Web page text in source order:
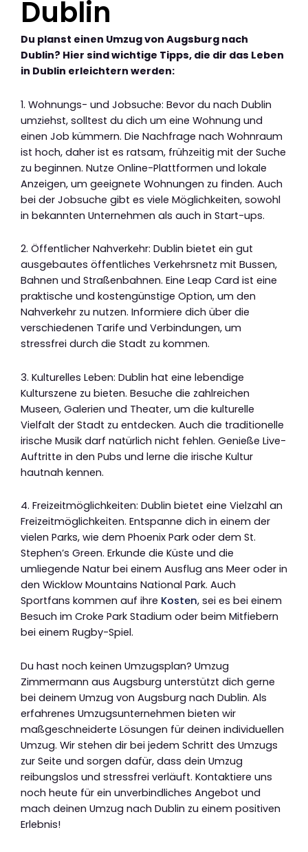
Dublin
Du planst einen Umzug von Augsburg nach
Dublin? Hier sind wichtige Tipps, die dir das Leben
in Dublin erleichtern werden:
1. Wohnungs- und Jobsuche: Bevor du nach Dublin
umziehst, solltest du dich um eine Wohnung und
einen Job kümmern. Die Nachfrage nach Wohnraum
ist hoch, daher ist es ratsam, frühzeitig mit der Suche
zu beginnen. Nutze Online-Plattformen und lokale
Anzeigen, um geeignete Wohnungen zu finden. Auch
bei der Jobsuche gibt es viele Möglichkeiten, sowohl
in bekannten Unternehmen als auch in Start-ups.
2. Öffentlicher Nahverkehr: Dublin bietet ein gut
ausgebautes öffentliches Verkehrsnetz mit Bussen,
Bahnen und Straßenbahnen. Eine Leap Card ist eine
praktische und kostengünstige Option, um den
Nahverkehr zu nutzen. Informiere dich über die
verschiedenen Tarife und Verbindungen, um
stressfrei durch die Stadt zu kommen.
3. Kulturelles Leben: Dublin hat eine lebendige
Kulturszene zu bieten. Besuche die zahlreichen
Museen, Galerien und Theater, um die kulturelle
Vielfalt der Stadt zu entdecken. Auch die traditionelle
irische Musik darf natürlich nicht fehlen. Genieße Live-
Auftritte in den Pubs und lerne die irische Kultur
hautnah kennen.
4. Freizeitmöglichkeiten: Dublin bietet eine Vielzahl an
Freizeitmöglichkeiten. Entspanne dich in einem der
vielen Parks, wie dem Phoenix Park oder dem St.
Stephen’s Green. Erkunde die Küste und die
umliegende Natur bei einem Ausflug ans Meer oder in
den Wicklow Mountains National Park. Auch
Sportfans kommen auf ihre Kosten, sei es bei einem
Besuch im Croke Park Stadium oder beim Mitfiebern
bei einem Rugby-Spiel.
Du hast noch keinen Umzugsplan? Umzug
Zimmermann aus Augsburg unterstützt dich gerne
bei deinem Umzug von Augsburg nach Dublin. Als
erfahrenes Umzugsunternehmen bieten wir
maßgeschneiderte Lösungen für deinen individuellen
Umzug. Wir stehen dir bei jedem Schritt des Umzugs
zur Seite und sorgen dafür, dass dein Umzug
reibungslos und stressfrei verläuft. Kontaktiere uns
noch heute für ein unverbindliches Angebot und
mach deinen Umzug nach Dublin zu einem positiven
Erlebnis!